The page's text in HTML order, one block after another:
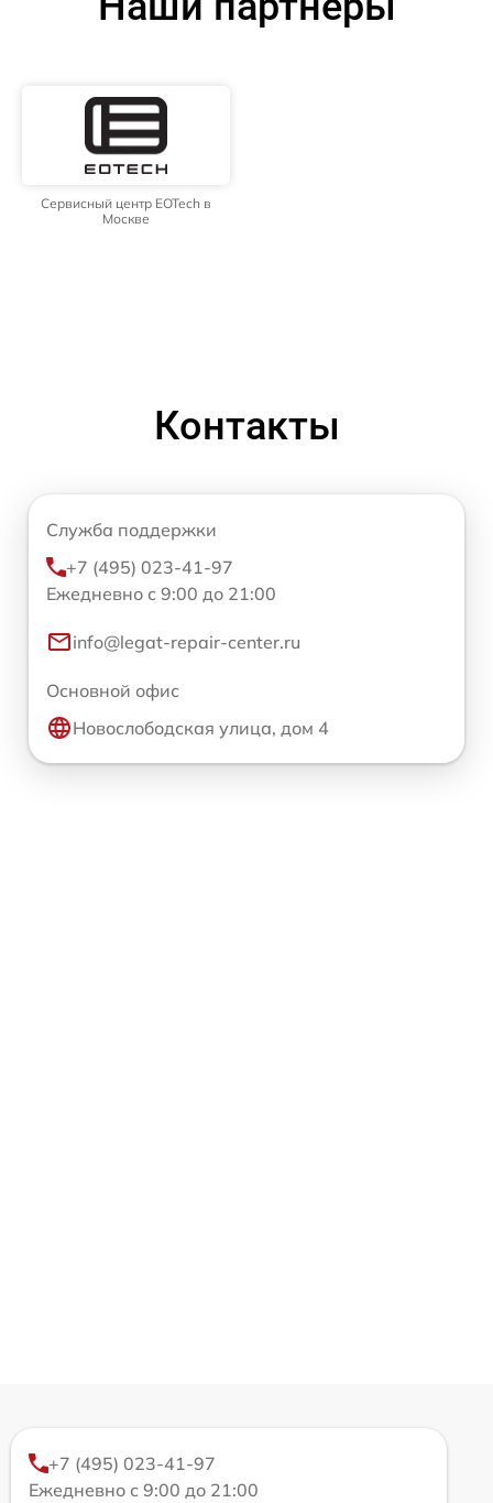
Сервисный центр EOTech в
Москве
Контакты
Служба поддержки
+7 (495) 023-41-97
Ежедневно с 9:00 до 21:00
info@legat-repair-center.ru
Основной офис
Новослободская улица, дом 4
+7 (495) 023-41-97
Ежедневно с 9:00 до 21:00